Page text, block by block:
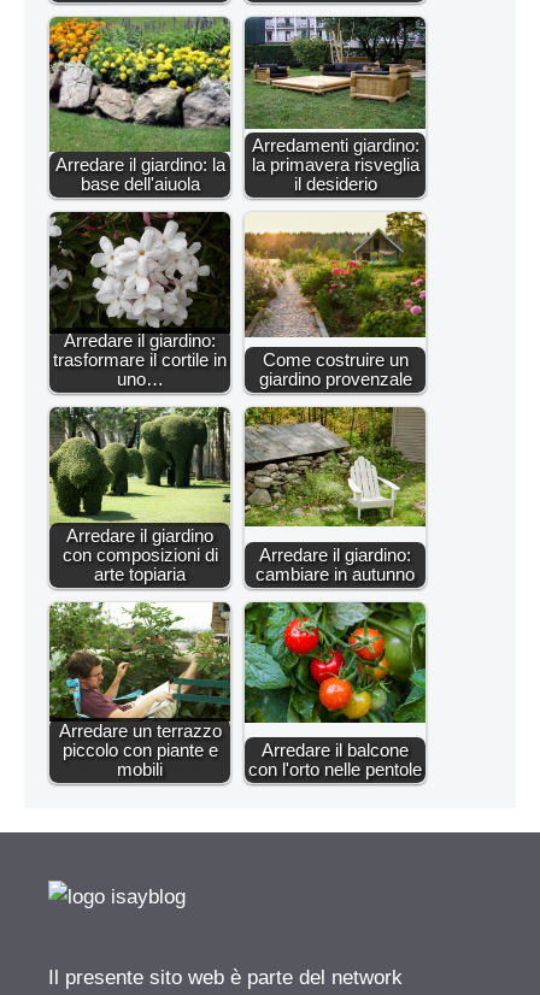
Arredare il giardino: la
base dell'aiuola
Arredamenti giardino:
la primavera risveglia
il desiderio
Arredare il giardino:
trasformare il cortile in
uno…
Come costruire un
giardino provenzale
Arredare il giardino
con composizioni di
arte topiaria
Arredare il giardino:
cambiare in autunno
Arredare un terrazzo
piccolo con piante e
mobili
Arredare il balcone
con l'orto nelle pentole
Il presente sito web è parte del network